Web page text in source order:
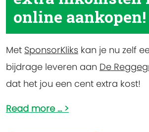
online aankopen!
Met SponsorKliks kan je nu zelf
bijdrage leveren aan De
dat het jou een cent extra kost!
Read more ...